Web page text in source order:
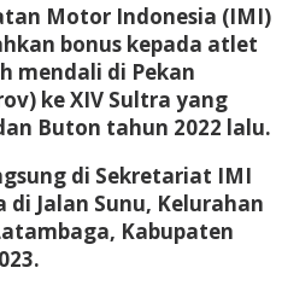
Motor Indonesia (IMI)
bonus kepada atlet
mendali di Pekan
ke XIV Sultra yang
Buton tahun 2022 lalu.
di Sekretariat IMI
Jalan Sunu, Kelurahan
Kabupaten